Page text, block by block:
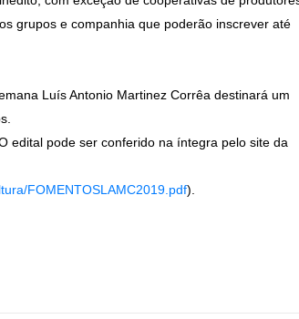
grupos e companhia que poderão inscrever até
Luís Antonio Martinez Corrêa destinará um
edital pode ser conferido na íntegra pelo site da
FOMENTOSLAMC2019.pdf).